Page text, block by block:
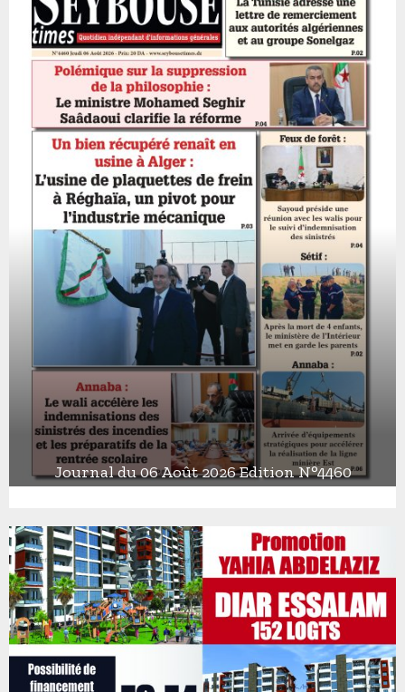
u
r
n
a
l
d
u
Journal du 06 Août 2026 Edition N°4460